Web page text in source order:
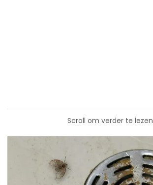
Scroll om verder te lezen